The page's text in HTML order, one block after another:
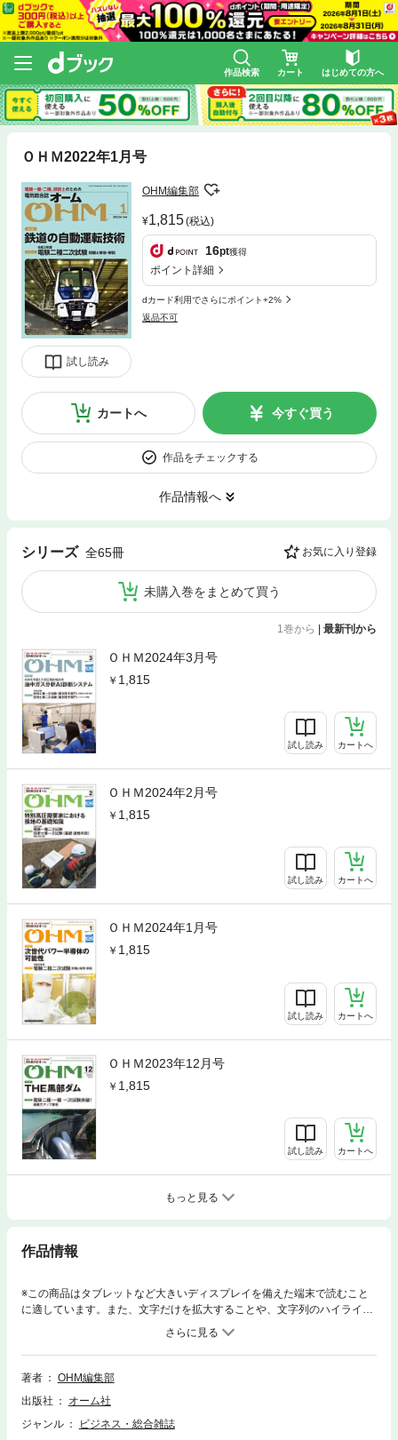
作品検索 カート はじめての方へ
ＯＨＭ2022年1月号
試し読み
OHM編集部
1,815(税込)
16pt獲得
ポイント詳細
dカード利用でさらにポイント+2%
返品不可
カートへ 今すぐ買う
作品をチェックする
作品情報へ
シリーズ 全65冊 お気に入り登録
未購入巻をまとめて買う
1巻から | 最新刊から
ＯＨＭ2024年3月号
1,815
試し読み カートへ
ＯＨＭ2024年2月号
1,815
試し読み カートへ
ＯＨＭ2024年1月号
1,815
試し読み カートへ
ＯＨＭ2023年12月号
1,815
試し読み カートへ
もっと見る
作品情報
※この商品はタブレットなど大きいディスプレイを備えた端末で読むこと
に適しています。また、文字だけを拡大することや、文字列のハイライ
ト、検索、辞書の参照、引用などの機能が使用できません。[特設]・鉄道
の自動運転技術 取材協力：株式会社ゆりかもめ[ライセンス(資格試験)]・
令和3年度 電験二種二次試験問題と解答・解説[FOCUS ON TREND]・鉄道
技術の今を見る[連載]・電気主任技術者のための電力系統 動揺方程式と
絶縁電線（その4） …不動 弘幸・吉村先生！〇〇について教えて下さ
い テレビ（前編） －テレビの歴史と原理－ …吉村 和昭・やさしく学
著者
OHM編集部
出版社
オーム社
ジャンル
ビジネス・総合雑誌